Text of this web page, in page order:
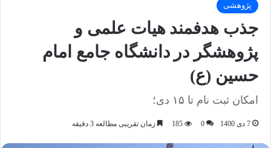
پژوهشی
جذب هدفمند هیات علمی و
پژوهشگر در دانشگاه جامع امام
حسین (ع)
امکان ثبت نام تا ۱۵ دی؛
7 دی 1400 0
185 زمان تقریبی مطالعه 3 دقیقه